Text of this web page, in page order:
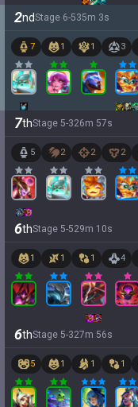
2ndStage 6-535m 3s
7 1 1 3
7thStage 5-326m 57s
5 2 2 2
6thStage 5-529m 10s
1 1 1 4
6thStage 5-327m 56s
5 1 1 1